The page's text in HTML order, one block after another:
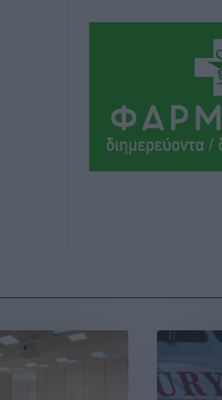
Συνελήφθη
είχε αφήσει τα
χωρίς επιτήρηση
Τοπικές Ειδήσεις
Σταυρός
Σι Τζέι Χάρις: «Να
πολλές νίκες μαζί»